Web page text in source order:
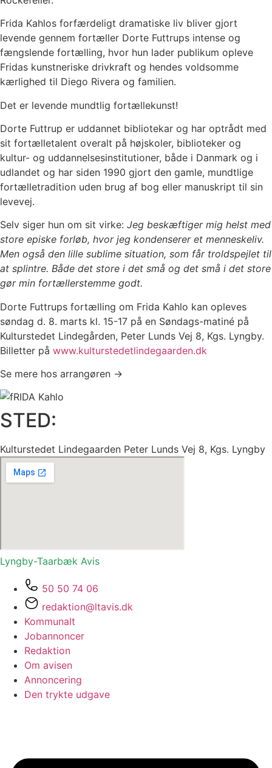
Frida Kahlos forfærdeligt dramatiske liv bliver gjort
levende gennem fortæller Dorte Futtrups intense og
fængslende fortælling, hvor hun lader publikum opleve
Fridas kunstneriske drivkraft og hendes voldsomme
kærlighed til Diego Rivera og familien.
Det er levende mundtlig fortællekunst!
Dorte Futtrup er uddannet bibliotekar og har optrådt med
sit fortælletalent overalt på højskoler, biblioteker og
kultur- og uddannelsesinstitutioner, både i Danmark og i
udlandet og har siden 1990 gjort den gamle, mundtlige
fortælletradition uden brug af bog eller manuskript til sin
levevej.
Selv siger hun om sit virke: Jeg beskæftiger mig helst med
store episke forløb, hvor jeg kondenserer et menneskeliv.
Men også den lille sublime situation, som får troldspejlet til
at splintre. Både det store i det små og det små i det store
gør min fortællerstemme godt.
Dorte Futtrups fortælling om Frida Kahlo kan opleves
søndag d. 8. marts kl. 15-17 på en Søndags-matiné på
Kulturstedet Lindegården, Peter Lunds Vej 8, Kgs. Lyngby.
Billetter på www.kulturstedetlindegaarden.dk
Se mere hos arrangøren →
STED:
Kulturstedet Lindegaarden Peter Lunds Vej 8, Kgs. Lyngby
Lyngby-Taarbæk Avis
50 50 74 06
redaktion@ltavis.dk
Kommunalt
Jobannoncer
Redaktion
Om avisen
Annoncering
Den trykte udgave